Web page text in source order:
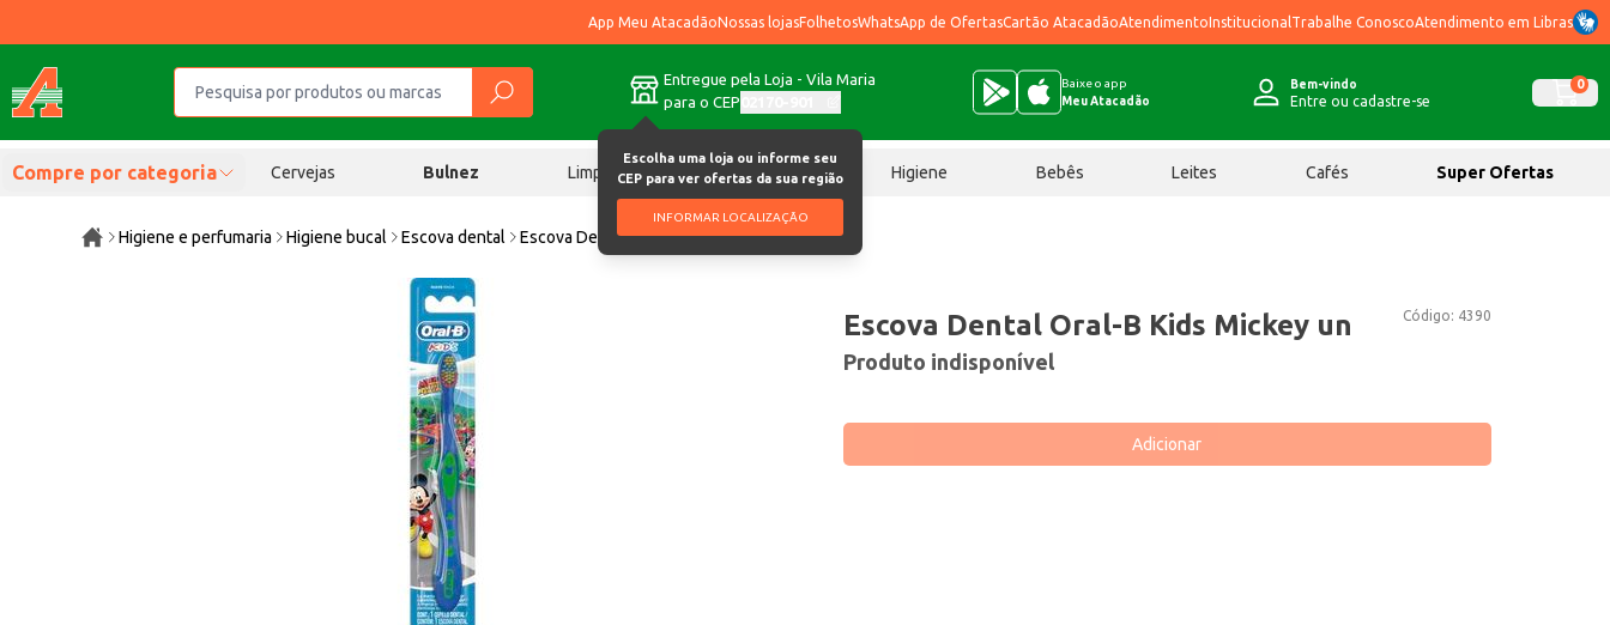
App Meu AtacadãoNossas lojasFolhetosWhatsApp de OfertasCartão AtacadãoAtendimentoInstitucional Trabalhe ConoscoAtendimento em Libras
Entregue pela Loja - Vila Maria
para o CEP
Escolha uma loja ou informe seu
CEP para ver ofertas da sua região
INFORMAR LOCALIZAÇÃO
Baixe o app
Meu Atacadão
Bem-vindo
Entre ou cadastre-se
0
Compre por categoria Cervejas Bulnez Limpeza Chocolates Higiene Bebês Leites Cafés Super Ofertas
Higiene e perfumaria Higiene bucal Escova dental Escova Dental Oral B Kids Mickey un
Código: 4390
Escova Dental Oral-B Kids Mickey un
Produto indisponível
Adicionar